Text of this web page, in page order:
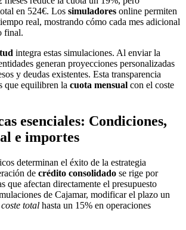
en 524€. Los simuladores online permiten
real, mostrando cómo cada mes adicional
final.
integra estas simulaciones. Al enviar la
generan proyecciones personalizadas
y deudas existentes. Esta transparencia
que equilibren la cuota mensual con el coste
esenciales: Condiciones,
e importes
determinan el éxito de la estrategia
de crédito consolidado se rige por
que afectan directamente el presupuesto
de Cajamar, modificar el plazo un
coste total hasta un 15% en operaciones